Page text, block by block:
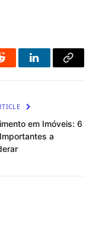
LinkedInCopy
em Imóveis: 6
a